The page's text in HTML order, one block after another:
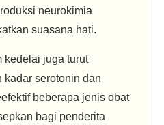
neurokimia
suasana hati.
kedelai juga turut
kadar serotonin dan
beberapa jenis obat
bagi penderita